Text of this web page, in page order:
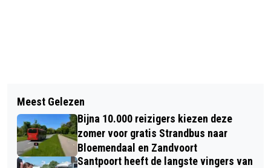
SPAARNE GASTHUIS MAAKT GEBRUIK
VAN KOPPELING TUSSEN
AMBULANCESYSTEEM EN
ELEKTRONISCH PATIËNTENDOSSIER
NOORD-HOLLANDSE HUISHOUDENS
WEINIG ACTIEF MET
WONINGVERDUURZAMING
Meest Gelezen
Bijna 10.000 reizigers kiezen deze
zomer voor gratis Strandbus naar
Bloemendaal en Zandvoort
Santpoort heeft de langste vingers van